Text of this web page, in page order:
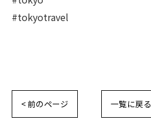
#tokyotravel
< 前のページ 一覧に戻る